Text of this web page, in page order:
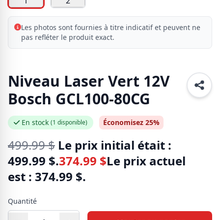
Les photos sont fournies à titre indicatif et peuvent ne
pas refléter le produit exact.
Niveau Laser Vert 12V
Bosch GCL100-80CG
En stock (1 disponible) Économisez 25%
499.99$ Le prix initial était :
499.99 $.374.99 $Le prix actuel
est : 374.99 $.
Quantité